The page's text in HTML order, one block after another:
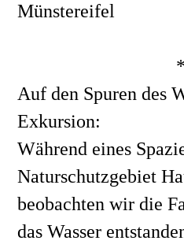
Münstereifel
*
Auf den Spuren des
Exkursion:
Während eines
Naturschutzgebiet
beobachten wir die
das Wasser